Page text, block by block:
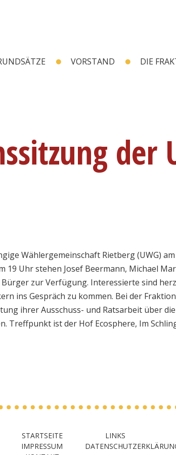
VORSTAND DIE
der
Wählergemeinschaft Rietberg (UWG)
19 Uhr stehen Josef Beermann, Michael
zur Verfügung. Interessierte sind
ins Gespräch zu kommen. Bei der
ihrer Ausschuss- und Ratsarbeit über
Treffpunkt ist der Hof Ecosphere, Im
STARTSEITE
IMPRESSUM
LINKS